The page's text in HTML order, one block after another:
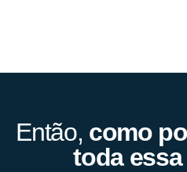
Então, como
toda